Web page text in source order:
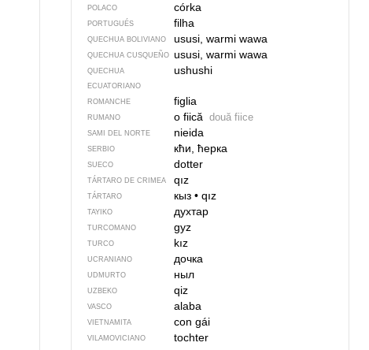
POLACO córka
PORTUGUÉS filha
QUECHUA BOLIVIANO ususi, warmi wawa
QUECHUA CUSQUEÑO ususi, warmi wawa
QUECHUA
ECUATORIANO
ushushi
ROMANCHE figlia
RUMANO o fiică două fiice
SAMI DEL NORTE nieida
SERBIO кћи, ћерка
SUECO dotter
TÁRTARO DE CRIMEA qız
TÁRTARO кыз • qız
TAYIKO духтар
TURCOMANO gyz
TURCO kız
UCRANIANO дочка
UDMURTO ныл
UZBEKO qiz
VASCO alaba
VIETNAMITA con gái
VILAMOVICIANO tochter